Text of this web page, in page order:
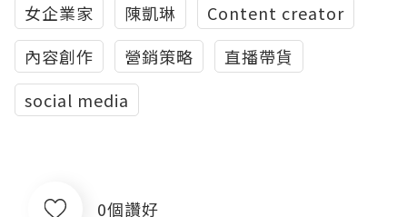
女企業家
陳凱琳
Content creator
內容創作
營銷策略
直播帶貨
social media
0個讚好